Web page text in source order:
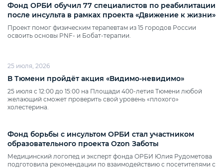
Фонд ОРБИ обучил 77 специалистов по реабилитации
после инсульта в рамках проекта «Движение к жизни»
Проект помог физическим терапевтам из 15 городов России
освоить основы PNF‑ и Бобат‑терапии.
25 июля, 2026
В Тюмени пройдёт акция «Видимо‑невидимо»
25 июля с 12:00 до 15:00 на Площади 400‑летия Тюмени любой
желающий сможет проверить свой уровень «плохого»
холестерина.
Фонд борьбы с инсультом ОРБИ стал участником
образовательного проекта Ozon Заботы
Медицинский логопед и эксперт фонда ОРБИ Юлия Рудометова
подготовила рекомендации по взаимодействию с посетителями с